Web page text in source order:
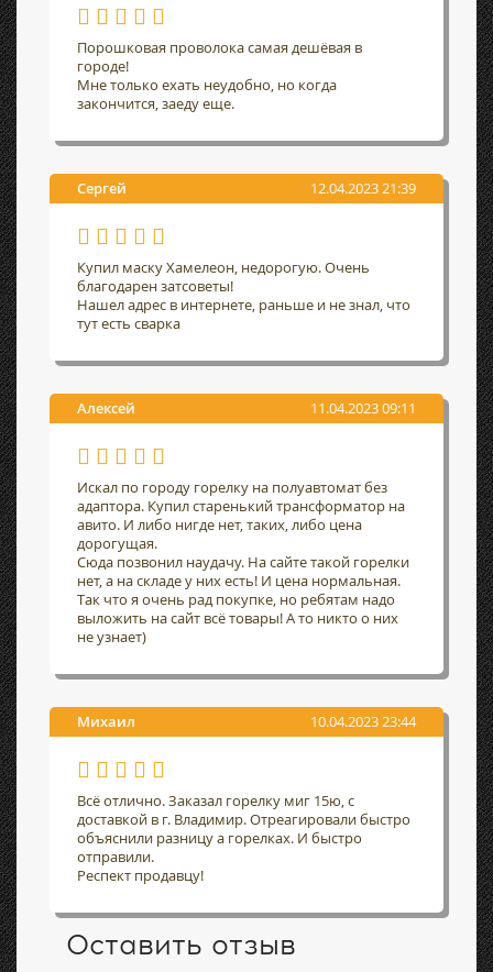
Порошковая проволока самая дешёвая в
городе!
Мне только ехать неудобно, но когда
закончится, заеду еще.
Сергей 12.04.2023 21:39
Купил маску Хамелеон, недорогую. Очень
благодарен затсоветы!
Нашел адрес в интернете, раньше и не знал, что
тут есть сварка
Алексей 11.04.2023 09:11
Искал по городу горелку на полуавтомат без
адаптора. Купил старенький трансформатор на
авито. И либо нигде нет, таких, либо цена
дорогущая.
Сюда позвонил наудачу. На сайте такой горелки
нет, а на складе у них есть! И цена нормальная.
Так что я очень рад покупке, но ребятам надо
выложить на сайт всё товары! А то никто о них
не узнает)
Михаил 10.04.2023 23:44
Всё отлично. Заказал горелку миг 15ю, с
доставкой в г. Владимир. Отреагировали быстро
объяснили разницу а горелках. И быстро
отправили.
Респект продавцу!
Оставить отзыв